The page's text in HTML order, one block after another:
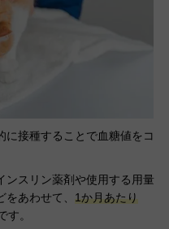
に接種することで血糖値をコ
ンスリン薬剤や使用する用量
あわせて、 1か月あたり
す。